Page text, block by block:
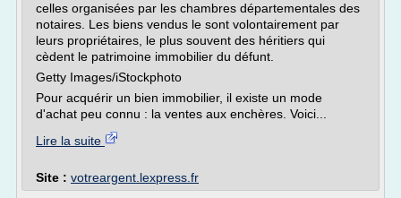
celles organisées par les chambres départementales des
notaires. Les biens vendus le sont volontairement par
leurs propriétaires, le plus souvent des héritiers qui
cèdent le patrimoine immobilier du défunt.
Getty Images/iStockphoto
Pour acquérir un bien immobilier, il existe un mode
d'achat peu connu : la ventes aux enchères. Voici...
Lire la suite
Site : votreargent.lexpress.fr